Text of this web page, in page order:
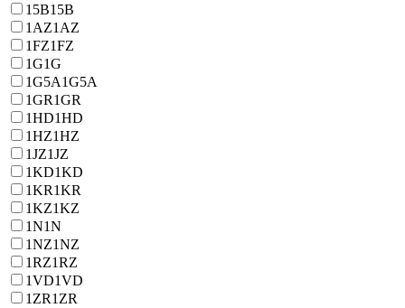
15B15B
1AZ1AZ
1FZ1FZ
1G1G
1G5A1G5A
1GR1GR
1HD1HD
1HZ1HZ
1JZ1JZ
1KD1KD
1KR1KR
1KZ1KZ
1N1N
1NZ1NZ
1RZ1RZ
1VD1VD
1ZR1ZR